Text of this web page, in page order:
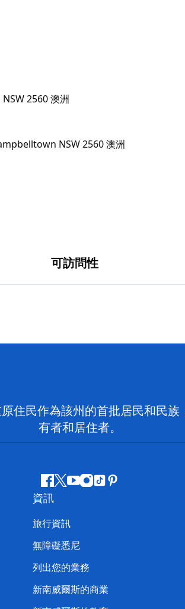
2560 澳洲
可訪問性
住民作為該州的首批居民和民
有者和居住者。
Facebook
嘰
喳
喳
Youtube
Instagram
抖 Pinterest
資訊
旅行資訊
無障礙悉尼
列出您的業務
新南威爾斯的商業